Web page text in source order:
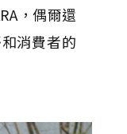
，偶爾還
消費者的